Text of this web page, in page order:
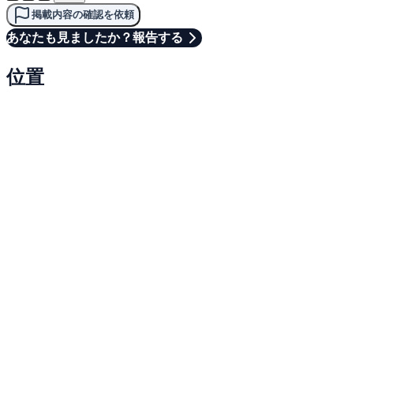
掲載内容の確認を依頼
あなたも見ましたか？報告する
位置